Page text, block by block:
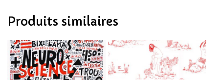
Produits similaires